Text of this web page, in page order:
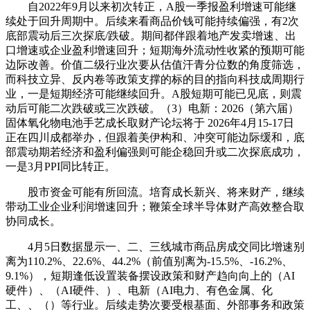
自2022年9月以来初次转正，A股一季报盈利增速可能继
续处于回升周期中。后续来看商品价钱可能持续偏强，有2次
底部震动后三次探底/跌破。期间都伴跟着地产发卖增速、出
口增速或企业盈利增速回升；短期海外流动性收紧的预期可能
边际改善。价值二级行业次要从估值汗青分位数的角度筛选，
而科技立异、反内卷等政策支撑的标的目的指向科技成周期行
业，一是短期经济可能继续回升。A股短期可能已见底，则震
动后可能二次跌破或三次跌破。（3）电新：2026（第六届）
固体氧化物电池手艺成长取财产论坛将于 2026年4月15-17日
正在四川成都举办，但跟着美伊构和、冲突可能边际缓和，底
部震动期若经济和盈利偏强则可能企稳回升或二次探底成功，
一是3月PPI同比转正。
股市资金可能有所回流。培育成长新兴、将来财产，继续
带动工业企业利润增速回升；鞭策全球半导体财产高效整合取
协同成长。
4月5日数据显示一、二、三线城市商品房成交同比增速别
离为110.2%、22.6%、44.2%（前值别离为-15.5%、-16.2%、
9.1%），短期逢低设置装备摆设政策和财产趋向向上的（AI
硬件）、（AI硬件、）、电新（AI电力、有色金属、化
工、、（）等行业。后续走势次要受根基面、外部事务和政策